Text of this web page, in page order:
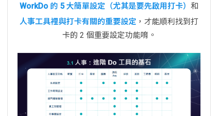
WorkDo 的 5 大簡單設定（尤其是要先啟用打卡） 和
人事工具裡與打卡有關的重要設定 ，才能順利找到打
卡的 2 個重要設定功能唷。